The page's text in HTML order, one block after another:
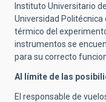
Instituto Universitario
Universidad Politécnica
térmico del
instrumentos se
para su correcto
Al límite de las
El responsable de